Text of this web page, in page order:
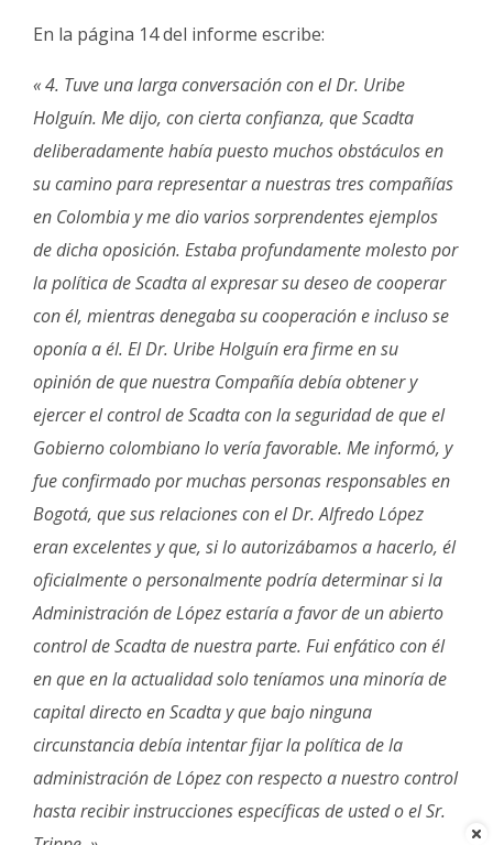
En la página 14 del informe escribe:
« 4. Tuve una larga conversación con el Dr. Uribe
Holguín. Me dijo, con cierta confianza, que Scadta
deliberadamente había puesto muchos obstáculos en
su camino para representar a nuestras tres compañías
en Colombia y me dio varios sorprendentes ejemplos
de dicha oposición. Estaba profundamente molesto por
la política de Scadta al expresar su deseo de cooperar
con él, mientras denegaba su cooperación e incluso se
oponía a él. El Dr. Uribe Holguín era firme en su
opinión de que nuestra Compañía debía obtener y
ejercer el control de Scadta con la seguridad de que el
Gobierno colombiano lo vería favorable. Me informó, y
fue confirmado por muchas personas responsables en
Bogotá, que sus relaciones con el Dr. Alfredo López
eran excelentes y que, si lo autorizábamos a hacerlo, él
oficialmente o personalmente podría determinar si la
Administración de López estaría a favor de un abierto
control de Scadta de nuestra parte. Fui enfático con él
en que en la actualidad solo teníamos una minoría de
capital directo en Scadta y que bajo ninguna
circunstancia debía intentar fijar la política de la
administración de López con respecto a nuestro control
hasta recibir instrucciones específicas de usted o el Sr.